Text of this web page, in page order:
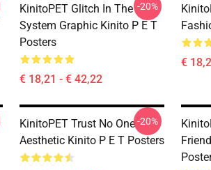
KinitoPET Glitch In The
System Graphic Kinito P E T
Posters
€ 18,21 - € 42,22
-20%
€
KinitoPET Trust No One
Aesthetic Kinito P E T Posters
-20%